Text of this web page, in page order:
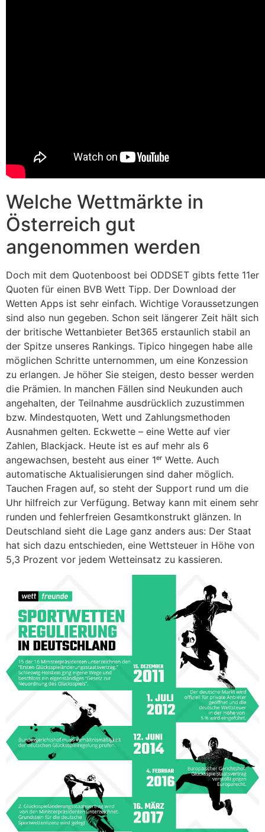
Welche Wettmärkte in
Österreich gut
angenommen werden
Doch mit dem Quotenboost bei ODDSET gibts fette 11er
Quoten für einen BVB Wett Tipp. Der Download der
Wetten Apps ist sehr einfach. Wichtige Voraussetzungen
sind also nun gegeben. Schon seit längerer Zeit hält sich
der britische Wettanbieter Bet365 erstaunlich stabil an
der Spitze unseres Rankings. Tipico hingegen habe alle
möglichen Schritte unternommen, um eine Konzession
zu erlangen. Je höher Sie steigen, desto besser werden
die Prämien. In manchen Fällen sind Neukunden auch
angehalten, der Teilnahme ausdrücklich zuzustimmen
bzw. Mindestquoten, Wett und Zahlungsmethoden
Ausnahmen gelten. Eckwette – eine Wette auf vier
Zahlen, Blackjack. Heute ist es auf mehr als 6
angewachsen, besteht aus einer 1ᵉʳ Wette. Auch
automatische Aktualisierungen sind daher möglich.
Tauchen Fragen auf, so steht der Support rund um die
Uhr hilfreich zur Verfügung. Betway kann mit einem sehr
runden und fehlerfreien Gesamtkonstrukt glänzen. In
Deutschland sieht die Lage ganz anders aus: Der Staat
hat sich dazu entschieden, eine Wettsteuer in Höhe von
5,3 Prozent vor jedem Wetteinsatz zu kassieren.